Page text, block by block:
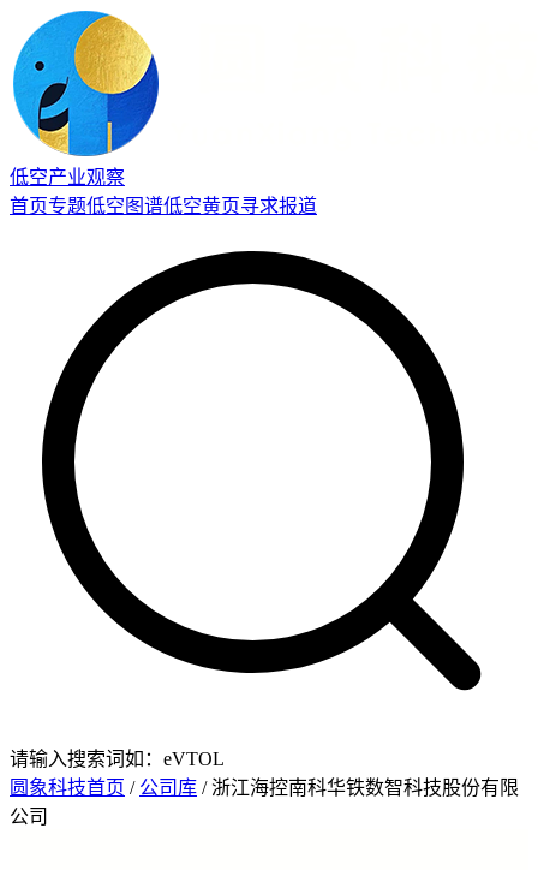
低空产业观察
首页专题低空图谱低空黄页寻求报道
请输入搜索词如：eVTOL
圆象科技首页 / 公司库 / 浙江海控南科华铁数智科技股份有限
公司